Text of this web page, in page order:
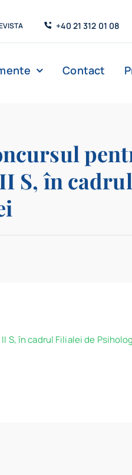
+40 21 312 01 08
Contact
S, în
în cadrul Filialei de